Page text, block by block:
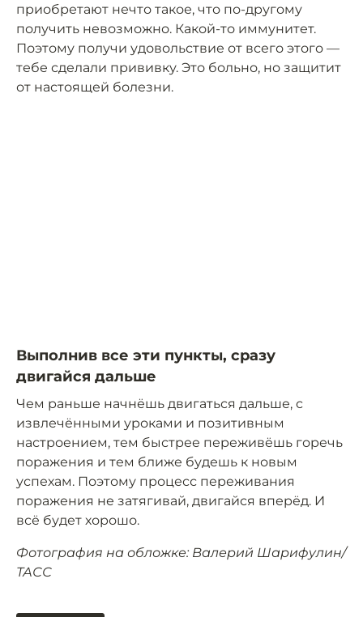
приобретают нечто такое, что по-другому
получить невозможно. Какой-то иммунитет.
Поэтому получи удовольствие от всего этого —
тебе сделали прививку. Это больно, но защитит
от настоящей болезни.
Выполнив все эти пункты, сразу
двигайся дальше
Чем раньше начнёшь двигаться дальше, с
извлечёнными уроками и позитивным
настроением, тем быстрее переживёшь горечь
поражения и тем ближе будешь к новым
успехам. Поэтому процесс переживания
поражения не затягивай, двигайся вперёд. И
всё будет хорошо.
Фотография на обложке: Валерий Шарифулин/
ТАСС